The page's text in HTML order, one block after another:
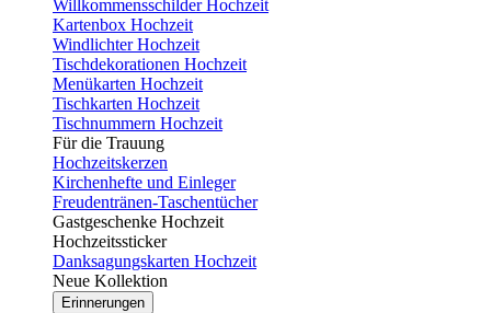
Willkommensschilder Hochzeit
Kartenbox Hochzeit
Windlichter Hochzeit
Tischdekorationen Hochzeit
Menükarten Hochzeit
Tischkarten Hochzeit
Tischnummern Hochzeit
Für die Trauung
Hochzeitskerzen
Kirchenhefte und Einleger
Freudentränen-Taschentücher
Gastgeschenke Hochzeit
Hochzeitssticker
Danksagungskarten Hochzeit
Neue Kollektion
Erinnerungen